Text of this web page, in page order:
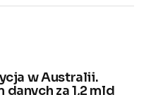
w Australii.
za 1,2 mld